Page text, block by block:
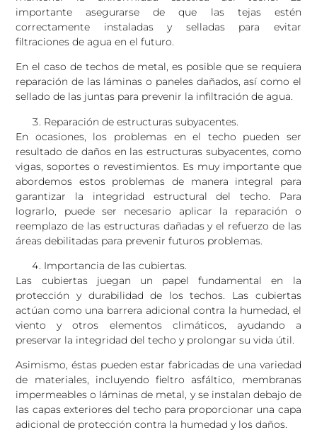
importante asegurarse de que las tejas estén
correctamente instaladas y selladas para evitar
filtraciones de agua en el futuro.
En el caso de techos de metal, es posible que se requiera
reparación de las láminas o paneles dañados, así como el
sellado de las juntas para prevenir la infiltración de agua.
Reparación de estructuras subyacentes.
En ocasiones, los problemas en el techo pueden ser
resultado de daños en las estructuras subyacentes, como
vigas, soportes o revestimientos. Es muy importante que
abordemos estos problemas de manera integral para
garantizar la integridad estructural del techo. Para
lograrlo, puede ser necesario aplicar la reparación o
reemplazo de las estructuras dañadas y el refuerzo de las
áreas debilitadas para prevenir futuros problemas.
Importancia de las cubiertas.
Las cubiertas juegan un papel fundamental en la
protección y durabilidad de los techos. Las cubiertas
actúan como una barrera adicional contra la humedad, el
viento y otros elementos climáticos, ayudando a
preservar la integridad del techo y prolongar su vida útil.
Asimismo, éstas pueden estar fabricadas de una variedad
de materiales, incluyendo fieltro asfáltico, membranas
impermeables o láminas de metal, y se instalan debajo de
las capas exteriores del techo para proporcionar una capa
adicional de protección contra la humedad y los daños.